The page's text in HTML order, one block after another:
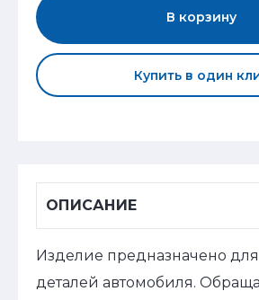
В корзину
Купить в один
ОПИСАНИЕ
Изделие предназначено
деталей автомобиля.